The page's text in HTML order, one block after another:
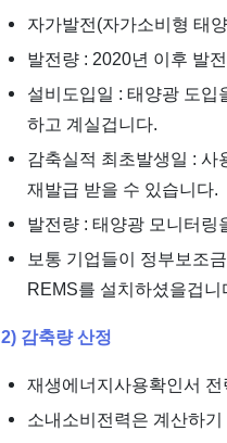
자가발전(자가소비형 태
발전량 : 2020년 이후 발
설비도입일 : 태양광 도입
하고 계실겁니다.
감축실적 최초발생일 : 사
재발급 받을 수 있습니다.
발전량 : 태양광 모니터링
보통 기업들이 정부보조
REMS를 설치하셨을겁
2) 감축량 산정
재생에너지사용확인서
소내소비전력은 계산하